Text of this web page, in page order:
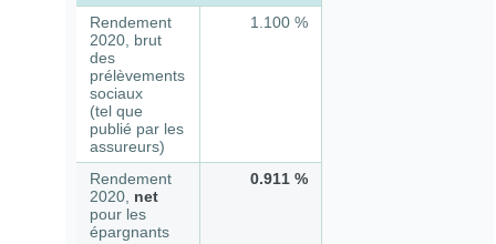
Rendement
2020, brut
des
prélèvements
sociaux
(tel que
publié par les
assureurs)
1.100 %
Rendement
2020, net
pour les
épargnants
0.911 %